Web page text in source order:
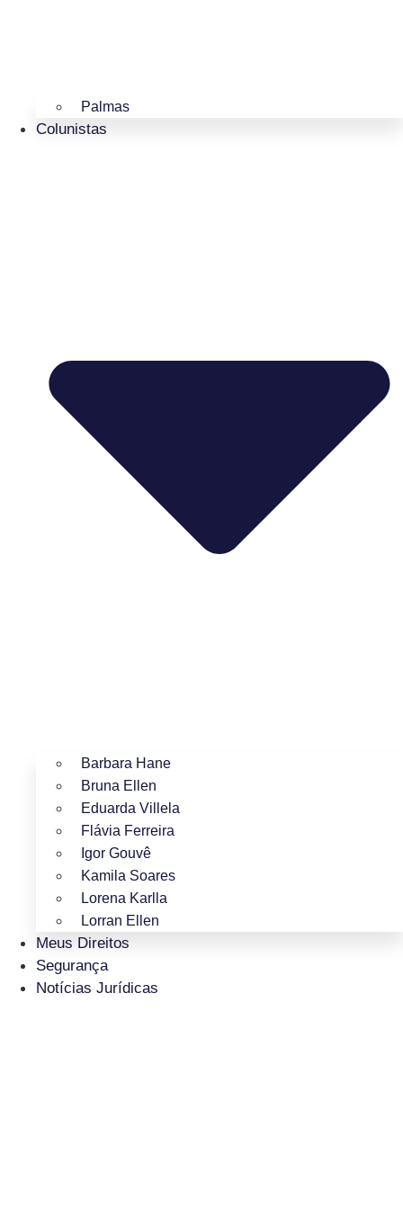
Palmas
Colunistas
Barbara Hane
Bruna Ellen
Eduarda Villela
Flávia Ferreira
Igor Gouvê
Kamila Soares
Lorena Karlla
Lorran Ellen
Meus Direitos
Segurança
Notícias Jurídicas